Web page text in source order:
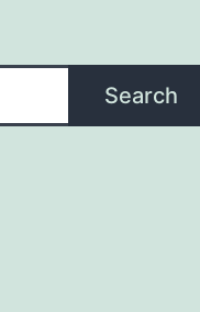
Search